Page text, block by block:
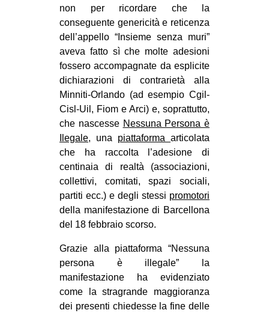
non per ricordare che la
conseguente genericità e reticenza
dell’appello “Insieme senza muri”
aveva fatto sì che molte adesioni
fossero accompagnate da esplicite
dichiarazioni di contrarietà alla
Minniti-Orlando (ad esempio Cgil-
Cisl-Uil, Fiom e Arci) e, soprattutto,
che nascesse Nessuna Persona è
Ilegale, una piattaforma articolata
che ha raccolta l’adesione di
centinaia di realtà (associazioni,
collettivi, comitati, spazi sociali,
partiti ecc.) e degli stessi promotori
della manifestazione di Barcellona
del 18 febbraio scorso.
Grazie alla piattaforma “Nessuna
persona è illegale” la
manifestazione ha evidenziato
come la stragrande maggioranza
dei presenti chiedesse la fine delle